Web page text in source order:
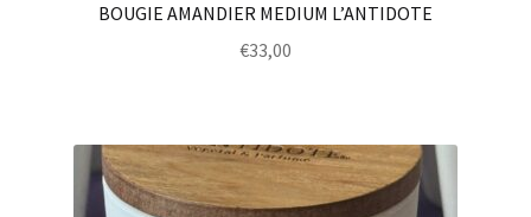
BOUGIE AMANDIER MEDIUM L’ANTIDOTE
€33,00